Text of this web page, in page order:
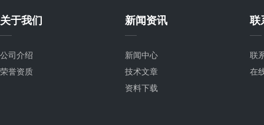
关于我们
公司介绍
荣誉资质
新闻资讯
新闻中心
技术文章
资料下载
联
联
在